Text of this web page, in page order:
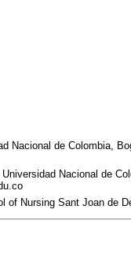
Nacional de Colombia,
Nacional de
of Nursing Sant Joan de